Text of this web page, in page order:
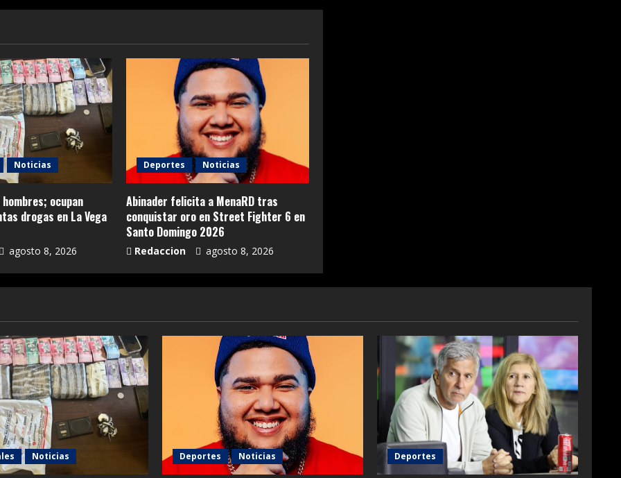
Noticias
ocupan
drogas en La Vega
agosto 8, 2026
Deportes Noticias
Abinader felicita a MenaRD tras
conquistar oro en Street Fighter 6 en
Santo Domingo 2026
Redaccion agosto 8, 2026
Noticias Deportes Noticias Deportes